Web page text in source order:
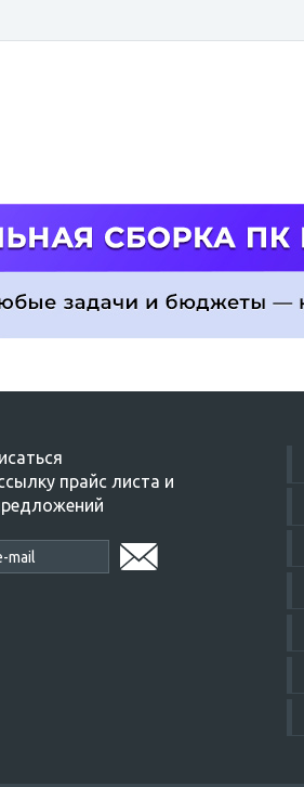
прайс листа и